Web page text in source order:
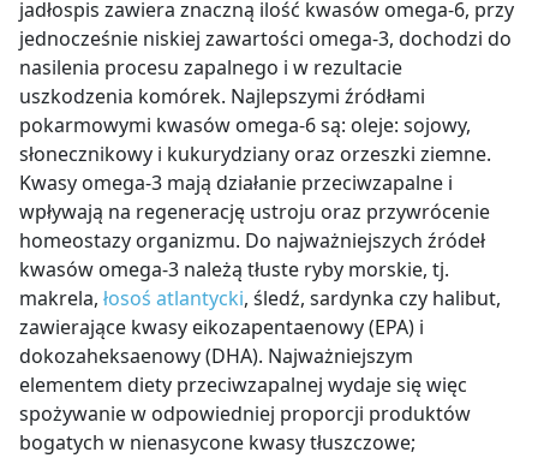
jadłospis zawiera znaczną ilość kwasów omega-6, przy
jednocześnie niskiej zawartości omega-3, dochodzi do
nasilenia procesu zapalnego i w rezultacie
uszkodzenia komórek. Najlepszymi źródłami
pokarmowymi kwasów omega-6 są: oleje: sojowy,
słonecznikowy i kukurydziany oraz orzeszki ziemne.
Kwasy omega-3 mają działanie przeciwzapalne i
wpływają na regenerację ustroju oraz przywrócenie
homeostazy organizmu. Do najważniejszych źródeł
kwasów omega-3 należą tłuste ryby morskie, tj.
makrela, łosoś atlantycki, śledź, sardynka czy halibut,
zawierające kwasy eikozapentaenowy (EPA) i
dokozaheksaenowy (DHA). Najważniejszym
elementem diety przeciwzapalnej wydaje się więc
spożywanie w odpowiedniej proporcji produktów
bogatych w nienasycone kwasy tłuszczowe;